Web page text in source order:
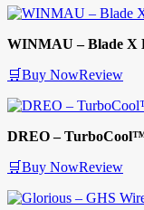
WINMAU – Blade X
🛒Buy NowReview
DREO –
🛒Buy NowReview